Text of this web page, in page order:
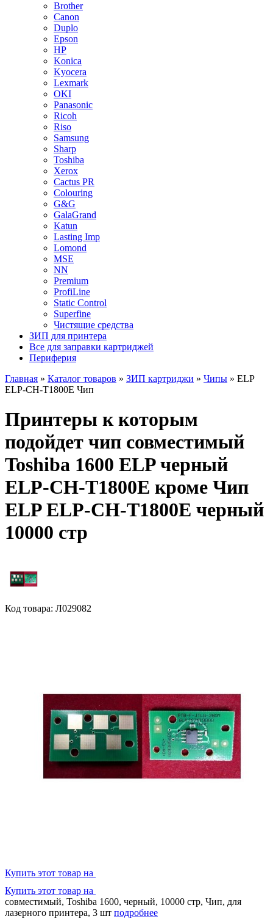
Brother
Canon
Duplo
Epson
HP
Konica
Kyocera
Lexmark
OKI
Panasonic
Ricoh
Riso
Samsung
Sharp
Toshiba
Xerox
Cactus PR
Colouring
G&G
GalaGrand
Katun
Lasting Imp
Lomond
MSE
NN
Premium
ProfiLine
Static Control
Superfine
Чистящие средства
ЗИП для принтера
Все для заправки картриджей
Периферия
Главная » Каталог товаров » ЗИП картриджи » Чипы » ELP
ELP-CH-T1800E Чип
Принтеры к которым
подойдет чип совместимый
Toshiba 1600 ELP черный
ELP-CH-T1800E кроме Чип
ELP ELP-CH-T1800E черный
10000 стр
Код товара: Л029082
Купить этот товар на
Купить этот товар на
совместимый, Toshiba 1600, черный, 10000 стр, Чип, для
лазерного принтера, 3 шт подробнее